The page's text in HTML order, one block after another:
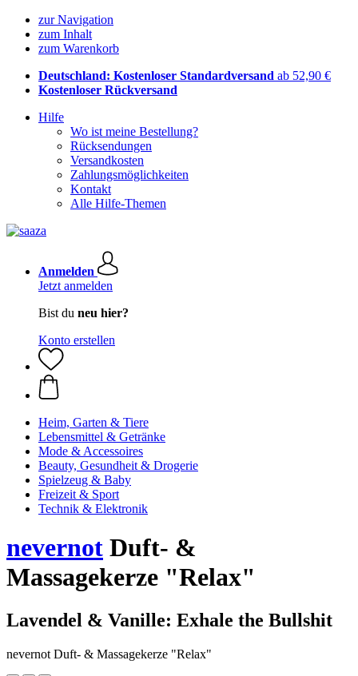
zur Navigation
zum Inhalt
zum Warenkorb
Deutschland: Kostenloser Standardversand ab 52,90 €
Kostenloser Rückversand
Hilfe
Wo ist meine Bestellung?
Rücksendungen
Versandkosten
Zahlungsmöglichkeiten
Kontakt
Alle Hilfe-Themen
Anmelden
Jetzt anmelden
Bist du neu hier?
Konto erstellen
Heim, Garten & Tiere
Lebensmittel & Getränke
Mode & Accessoires
Beauty, Gesundheit & Drogerie
Spielzeug & Baby
Freizeit & Sport
Technik & Elektronik
nevernot Duft- &
Massagekerze "Relax"
Lavendel & Vanille: Exhale the Bullshit
nevernot Duft- & Massagekerze "Relax"